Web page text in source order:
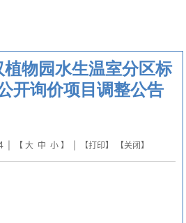
物园水生温室分区标
开询价项目调整公告
| 【 大 中 小】 | 【打印】 【关闭】